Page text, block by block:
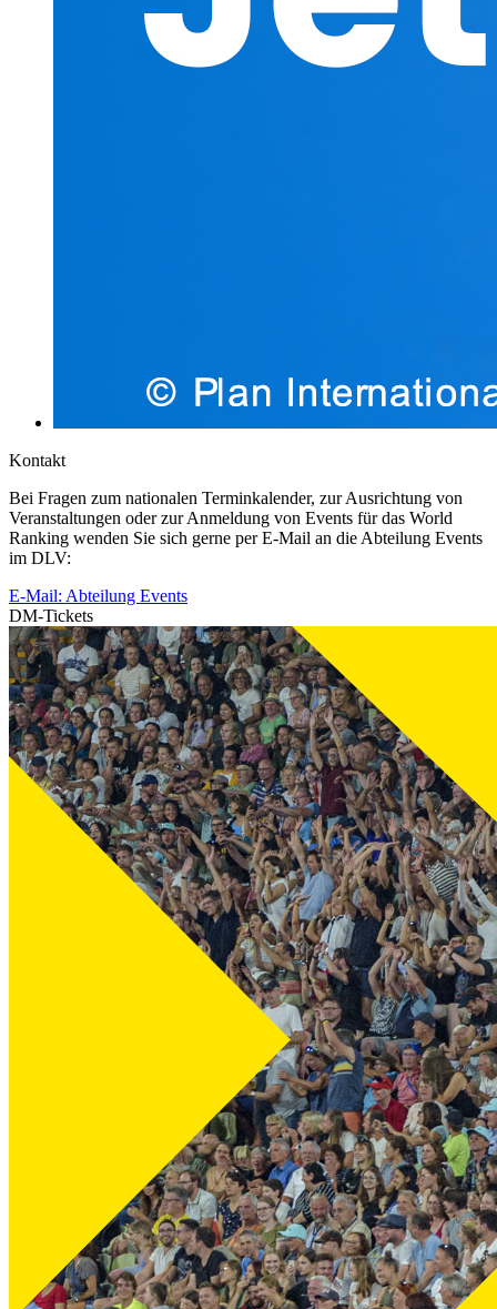
Kontakt
Bei Fragen zum nationalen Terminkalender, zur Ausrichtung von
Veranstaltungen oder zur Anmeldung von Events für das World
Ranking wenden Sie sich gerne per E-Mail an die Abteilung Events
im DLV:
E-Mail: Abteilung Events
DM-Tickets